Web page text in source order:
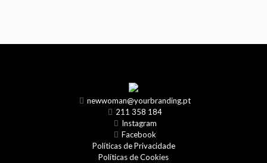
newwoman@yourbranding.pt
211 358 184
Instagram
Facebook
Políticas de Privacidade
Políticas de Cookies